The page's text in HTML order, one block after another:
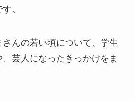
。
んの若い頃について、学生
芸人になったきっかけをま